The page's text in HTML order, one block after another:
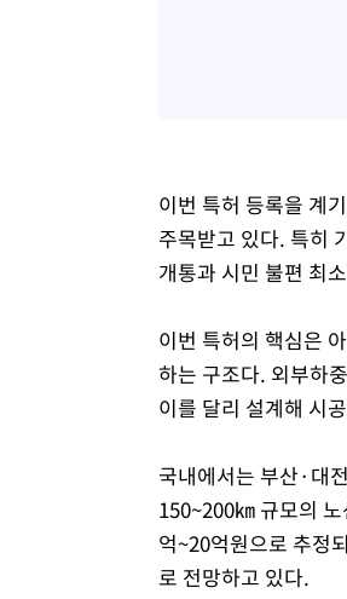
이번 특허 등록을 계
주목받고 있다. 특히
개통과 시민 불편 최
이번 특허의 핵심은
하는 구조다. 외부하
이를 달리 설계해 시
국내에서는 부산·대
150~200㎞ 규모의
억~20억원으로 추정
로 전망하고 있다.